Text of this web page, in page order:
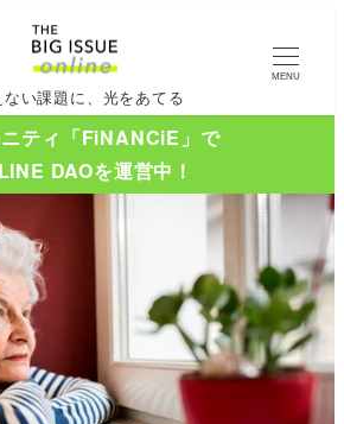
ない課題に、光をあてる
MENU
ニティ「FiNANCiE」で
DAOを運営中！